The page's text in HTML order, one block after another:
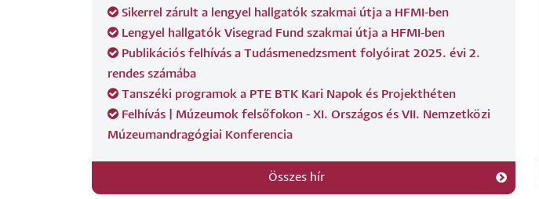
Sikerrel zárult a lengyel hallgatók szakmai útja a HFMI-ben
Lengyel hallgatók Visegrad Fund szakmai útja a HFMI-ben
Publikációs felhívás a Tudásmenedzsment folyóirat 2025. évi 2.
rendes számába
Tanszéki programok a PTE BTK Kari Napok és Projekthéten
Felhívás | Múzeumok felsőfokon - XI. Országos és VII. Nemzetközi
Múzeumandragógiai Konferencia
Összes hír